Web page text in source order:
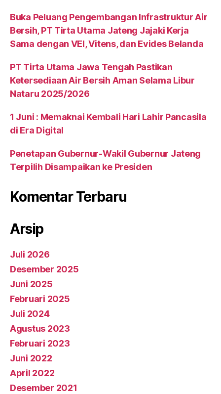
Buka Peluang Pengembangan Infrastruktur Air
Bersih, PT Tirta Utama Jateng Jajaki Kerja
Sama dengan VEI, Vitens, dan Evides Belanda
PT Tirta Utama Jawa Tengah Pastikan
Ketersediaan Air Bersih Aman Selama Libur
Nataru 2025/2026
1 Juni : Memaknai Kembali Hari Lahir Pancasila
di Era Digital
Penetapan Gubernur-Wakil Gubernur Jateng
Terpilih Disampaikan ke Presiden
Komentar Terbaru
Arsip
Juli 2026
Desember 2025
Juni 2025
Februari 2025
Juli 2024
Agustus 2023
Februari 2023
Juni 2022
April 2022
Desember 2021